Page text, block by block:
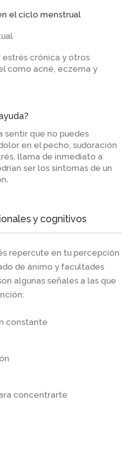
el ciclo menstrual
crónica y otros
como acné, eczema y
sentir que no puedes
en el pecho, sudoración
llama de inmediato a
ser los síntomas de un
y cognitivos
repercute en tu percepción
de ánimo y facultades
algunas señales a las que
constante
concentrarte